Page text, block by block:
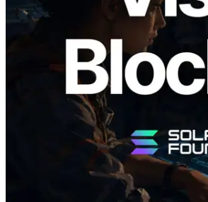
成时间与对应验证者